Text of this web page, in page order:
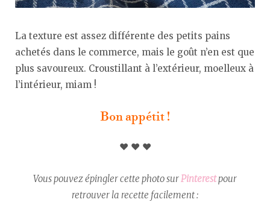
La texture est assez différente des petits pains
achetés dans le commerce, mais le goût n’en est que
plus savoureux. Croustillant à l’extérieur, moelleux à
l’intérieur, miam !
Bon appétit !
♥︎ ♥︎ ♥︎
Vous pouvez épingler cette photo surPinterestpour
retrouver la recette facilement :